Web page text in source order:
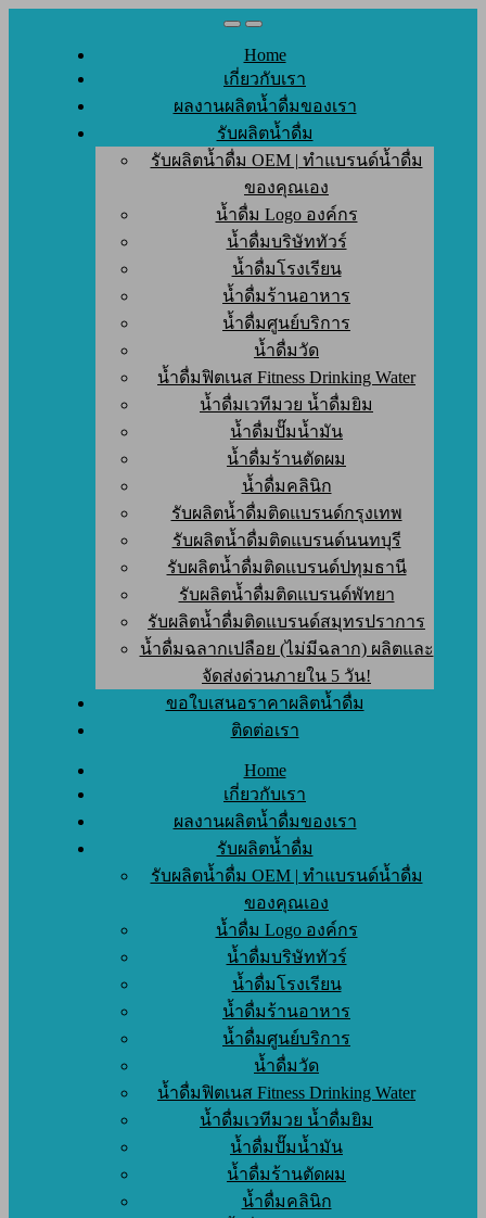
Home
เกี่ยวกับเรา
ผลงานผลิตน้ำดื่มของเรา
รับผลิตน้ำดื่ม
รับผลิตน้ำดื่ม OEM | ทำแบรนด์น้ำดื่ม
ของคุณเอง
น้ำดื่ม Logo องค์กร
น้ำดื่มบริษัททัวร์
น้ำดื่มโรงเรียน
น้ำดื่มร้านอาหาร
น้ำดื่มศูนย์บริการ
น้ำดื่มวัด
น้ำดื่มฟิตเนส Fitness Drinking Water
น้ำดื่มเวทีมวย น้ำดื่มยิม
น้ำดื่มปั๊มน้ำมัน
น้ำดื่มร้านตัดผม
น้ำดื่มคลินิก
รับผลิตน้ำดื่มติดแบรนด์กรุงเทพ
รับผลิตน้ำดื่มติดแบรนด์นนทบุรี
รับผลิตน้ำดื่มติดแบรนด์ปทุมธานี
รับผลิตน้ำดื่มติดแบรนด์พัทยา
รับผลิตน้ำดื่มติดแบรนด์สมุทรปราการ
น้ำดื่มฉลากเปลือย (ไม่มีฉลาก) ผลิตและ
จัดส่งด่วนภายใน 5 วัน!
ขอใบเสนอราคาผลิตน้ำดื่ม
ติดต่อเรา
Home
เกี่ยวกับเรา
ผลงานผลิตน้ำดื่มของเรา
รับผลิตน้ำดื่ม
รับผลิตน้ำดื่ม OEM | ทำแบรนด์น้ำดื่ม
ของคุณเอง
น้ำดื่ม Logo องค์กร
น้ำดื่มบริษัททัวร์
น้ำดื่มโรงเรียน
น้ำดื่มร้านอาหาร
น้ำดื่มศูนย์บริการ
น้ำดื่มวัด
น้ำดื่มฟิตเนส Fitness Drinking Water
น้ำดื่มเวทีมวย น้ำดื่มยิม
น้ำดื่มปั๊มน้ำมัน
น้ำดื่มร้านตัดผม
น้ำดื่มคลินิก